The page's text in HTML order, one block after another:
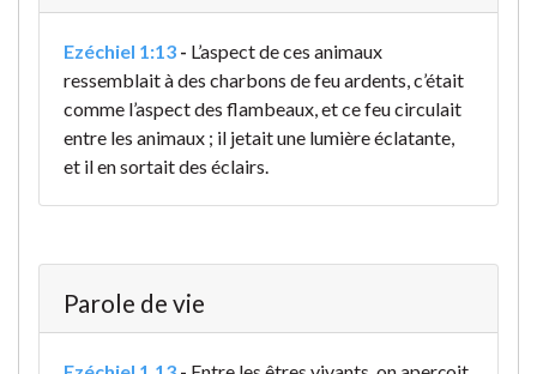
Ezéchiel 1:13 - L’aspect de ces animaux
ressemblait à des charbons de feu ardents, c’était
comme l’aspect des flambeaux, et ce feu circulait
entre les animaux ; il jetait une lumière éclatante,
et il en sortait des éclairs.
Parole de vie